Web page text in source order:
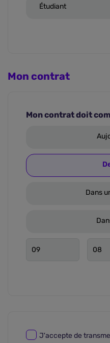
Étudiant
Mon contrat
Mon contrat doit
Dans
J'accepte de